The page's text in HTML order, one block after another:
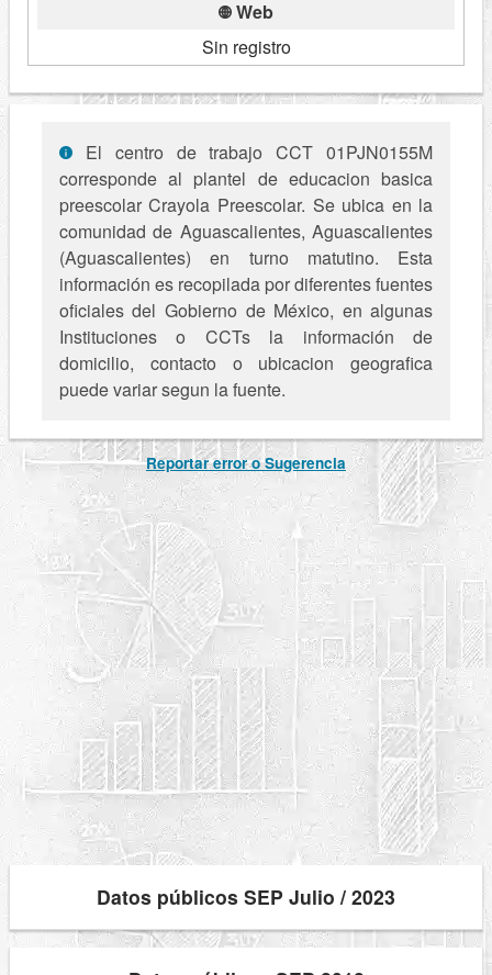
Web
Sin registro
El centro de trabajo CCT 01PJN0155M
corresponde al plantel de educacion basica
preescolar Crayola Preescolar. Se ubica en la
comunidad de Aguascalientes, Aguascalientes
(Aguascalientes) en turno matutino. Esta
información es recopilada por diferentes fuentes
oficiales del Gobierno de México, en algunas
Instituciones o CCTs la información de
domicilio, contacto o ubicacion geografica
puede variar segun la fuente.
Reportar error o Sugerencia
Datos públicos SEP Julio / 2023